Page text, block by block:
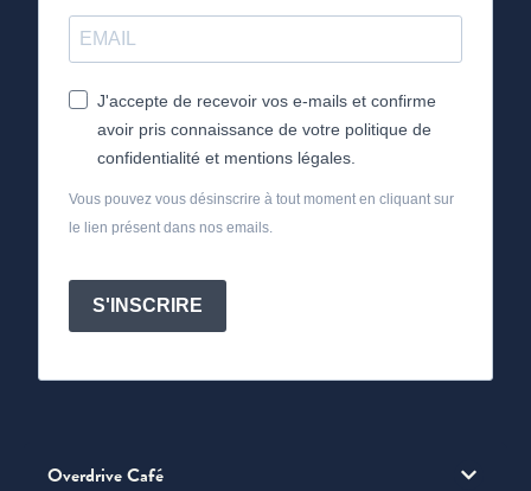
J'accepte de recevoir vos e-mails et confirme
avoir pris connaissance de votre politique de
confidentialité et mentions légales.
Vous pouvez vous désinscrire à tout moment en cliquant sur
le lien présent dans nos emails.
S'INSCRIRE
Overdrive Café